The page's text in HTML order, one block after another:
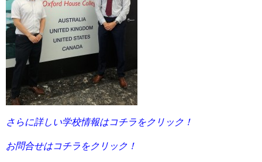
さらに詳しい学校情報はコチラをクリック！
お問合せはコチラをクリック！